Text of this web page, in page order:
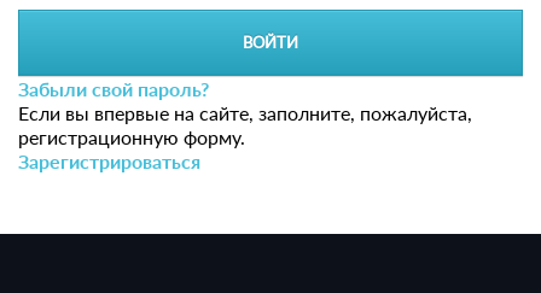
Забыли свой пароль?
Если вы впервые на сайте, заполните, пожалуйста,
регистрационную форму.
Зарегистрироваться